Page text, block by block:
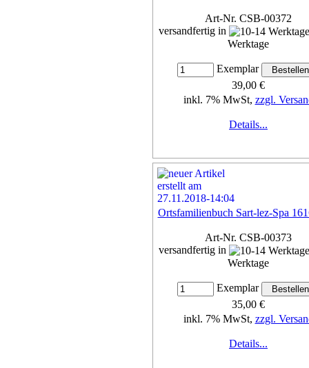
Art-Nr. CSB-00372
versandfertig in
Werktage
Exemplar
39,00 €
inkl. 7% MwSt, zzgl.
Details...
Ortsfamilienbuch Sart-lez-Spa
Art-Nr. CSB-00373
versandfertig in
Werktage
Exemplar
35,00 €
inkl. 7% MwSt, zzgl.
Details...